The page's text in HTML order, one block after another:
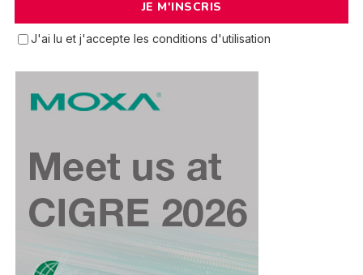
J'ai lu et j'accepte les conditions d'utilisation